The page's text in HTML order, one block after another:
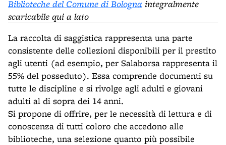
Biblioteche del Comune di Bologna integralmente
scaricabile qui a lato
La raccolta di saggistica rappresenta una parte
consistente delle collezioni disponibili per il prestito
agli utenti (ad esempio, per Salaborsa rappresenta il
55% del posseduto). Essa comprende documenti su
tutte le discipline e si rivolge agli adulti e giovani
adulti al di sopra dei 14 anni.
Si propone di offrire, per le necessità di lettura e di
conoscenza di tutti coloro che accedono alle
biblioteche, una selezione quanto più possibile